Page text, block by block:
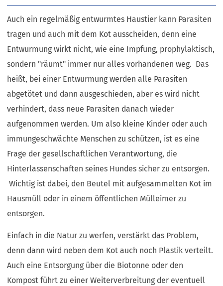
Auch ein regelmäßig entwurmtes Haustier kann Parasiten
tragen und auch mit dem Kot ausscheiden, denn eine
Entwurmung wirkt nicht, wie eine Impfung, prophylaktisch,
sondern "räumt" immer nur alles vorhandenen weg. Das
heißt, bei einer Entwurmung werden alle Parasiten
abgetötet und dann ausgeschieden, aber es wird nicht
verhindert, dass neue Parasiten danach wieder
aufgenommen werden. Um also kleine Kinder oder auch
immungeschwächte Menschen zu schützen, ist es eine
Frage der gesellschaftlichen Verantwortung, die
Hinterlassenschaften seines Hundes sicher zu entsorgen.
Wichtig ist dabei, den Beutel mit aufgesammelten Kot im
Hausmüll oder in einem öffentlichen Mülleimer zu
entsorgen.
Einfach in die Natur zu werfen, verstärkt das Problem,
denn dann wird neben dem Kot auch noch Plastik verteilt.
Auch eine Entsorgung über die Biotonne oder den
Kompost führt zu einer Weiterverbreitung der eventuell